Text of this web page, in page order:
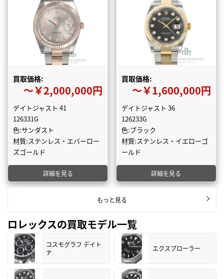
買取価格:
〜￥2,000,000円
デイトジャスト 41
126331G
色:サンダスト
材質:ステンレス・エバーロー
ズゴールド
詳細を見る
買取価格:
〜￥1,600,000円
デイトジャスト 36
126233G
色:ブラック
材質:ステンレス・イエローゴ
ールド
詳細を見る
もっと見る
ロレックスの買取モデル一覧
コスモグラフ デイト
ナ
エクスプローラー